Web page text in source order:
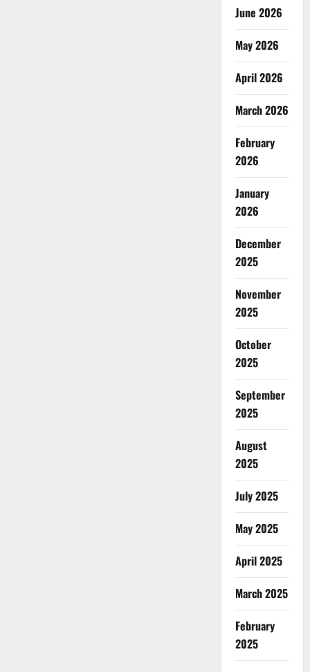
June 2026
May 2026
April 2026
March 2026
February
2026
January
2026
December
2025
November
2025
October
2025
September
2025
August
2025
July 2025
May 2025
April 2025
March 2025
February
2025